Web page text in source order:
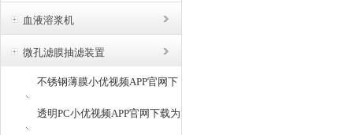
血液溶浆机
微孔滤膜抽滤装置
不锈钢薄膜小优视频APP官网下
载为爱而生
透明PC小优视频APP官网下载为